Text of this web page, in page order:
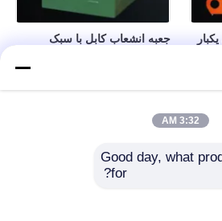
جعبه انشعاب کابل با سبک
موم شده
3:32 AM
Good day, what
for?